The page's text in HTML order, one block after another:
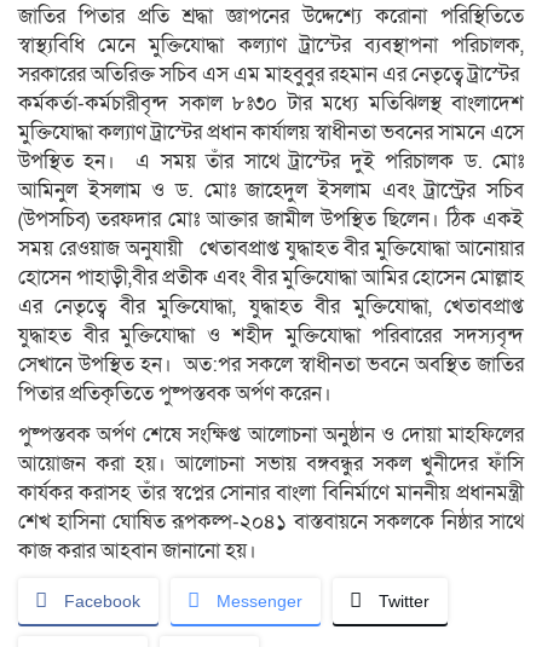
জাতির পিতার প্রতি শ্রদ্ধা জ্ঞাপনের উদ্দেশ্যে করোনা পরিস্থিতিতে
স্বাস্থ্যবিধি মেনে মুক্তিযোদ্ধা কল্যাণ ট্রাস্টের ব্যবস্থাপনা পরিচালক,
সরকারের অতিরিক্ত সচিব এস এম মাহবুবুর রহমান এর নেতৃত্বে ট্রাস্টের
কর্মকর্তা-কর্মচারীবৃন্দ সকাল ৮ঃ৩০ টার মধ্যে মতিঝিলস্থ বাংলাদেশ
মুক্তিযোদ্ধা কল্যাণ ট্রাস্টের প্রধান কার্যালয় স্বাধীনতা ভবনের সামনে এসে
উপস্থিত হন। এ সময় তাঁর সাথে ট্রাস্টের দুই পরিচালক ড. মোঃ
আমিনুল ইসলাম ও ড. মোঃ জাহেদুল ইসলাম এবং ট্রাস্ট্রের সচিব
(উপসচিব) তরফদার মোঃ আক্তার জামীল উপস্থিত ছিলেন। ঠিক একই
সময় রেওয়াজ অনুযায়ী খেতাবপ্রাপ্ত যুদ্ধাহত বীর মুক্তিযোদ্ধা আনোয়ার
হোসেন পাহাড়ী,বীর প্রতীক এবং বীর মুক্তিযোদ্ধা আমির হোসেন মোল্লাহ
এর নেতৃত্বে বীর মুক্তিযোদ্ধা, যুদ্ধাহত বীর মুক্তিযোদ্ধা, খেতাবপ্রাপ্ত
যুদ্ধাহত বীর মুক্তিযোদ্ধা ও শহীদ মুক্তিযোদ্ধা পরিবারের সদস্যবৃন্দ
সেখানে উপস্থিত হন। অত:পর সকলে স্বাধীনতা ভবনে অবস্থিত জাতির
পিতার প্রতিকৃতিতে পুষ্পস্তবক অর্পণ করেন।
পুষ্পস্তবক অর্পণ শেষে সংক্ষিপ্ত আলোচনা অনুষ্ঠান ও দোয়া মাহফিলের
আয়োজন করা হয়। আলোচনা সভায় বঙ্গবন্ধুর সকল খুনীদের ফাঁসি
কার্যকর করাসহ তাঁর স্বপ্নের সোনার বাংলা বিনির্মাণে মাননীয় প্রধানমন্ত্রী
শেখ হাসিনা ঘোষিত রূপকল্প-২০৪১ বাস্তবায়নে সকলকে নিষ্ঠার সাথে
কাজ করার আহবান জানানো হয়।
Facebook Messenger Twitter